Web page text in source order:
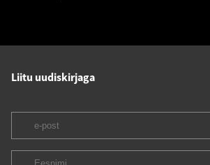
Liitu uudiskirjaga